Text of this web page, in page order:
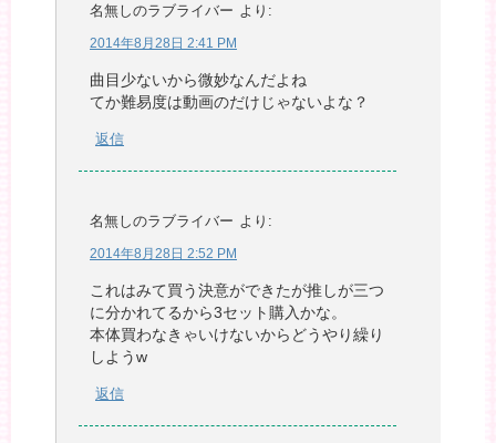
名無しのラブライバー より:
2014年8月28日 2:41 PM
曲目少ないから微妙なんだよね
てか難易度は動画のだけじゃないよな？
返信
名無しのラブライバー より:
2014年8月28日 2:52 PM
これはみて買う決意ができたが推しが三つ
に分かれてるから3セット購入かな。
本体買わなきゃいけないからどうやり繰り
しようw
返信